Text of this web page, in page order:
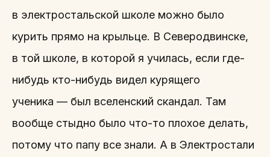
в электростальской школе можно было
курить прямо на крыльце. В Северодвинске,
в той школе, в которой я училась, если где-
нибудь кто-нибудь видел курящего
ученика — был вселенский скандал. Там
вообще стыдно было что-то плохое делать,
потому что папу все знали. А в Электростали